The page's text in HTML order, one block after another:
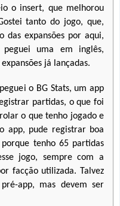
o insert, que melhorou
tanto do jogo, que,
das expansões por aqui,
uma em inglês,
já lançadas.
o BG Stats, um app
partidas, o que foi
o que tenho jogado e
app, pude registrar boa
tenho 65 partidas
jogo, sempre com a
facção utilizada. Talvez
app, mas devem ser